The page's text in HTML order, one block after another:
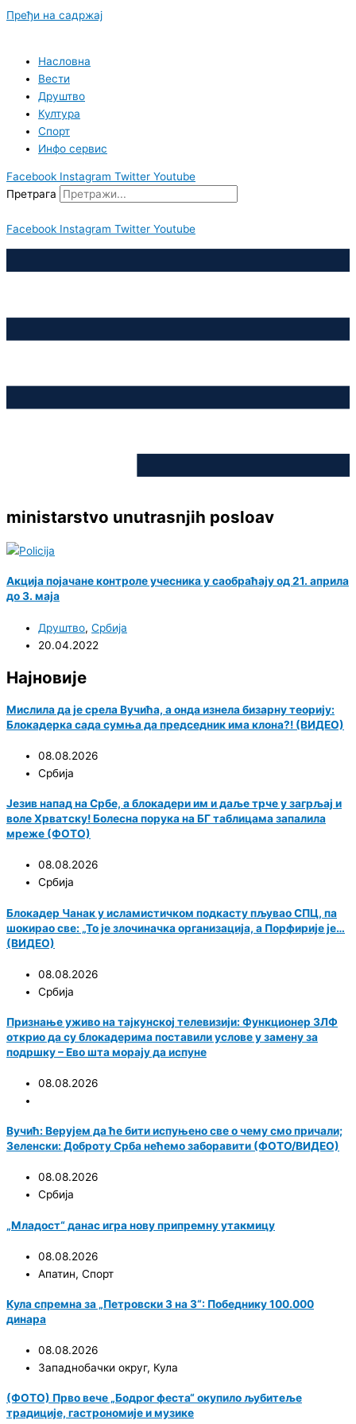
Пређи на садржај
Насловна
Вести
Друштво
Култура
Спорт
Инфо сервис
Facebook Instagram Twitter Youtube
Претрага
Facebook Instagram Twitter Youtube
ministarstvo unutrasnjih posloav
Акција појачане контроле учесника у саобраћају од 21. априла
до 3. маја
Друштво, Србија
20.04.2022
Најновије
Мислила да је срела Вучића, а онда изнела бизарну теорију:
Блокадерка сада сумња да председник има клона?! (ВИДЕО)
08.08.2026
Србија
Језив напад на Србе, а блокадери им и даље трче у загрљај и
воле Хрватску! Болесна порука на БГ таблицама запалила
мреже (ФОТО)
08.08.2026
Србија
Блокадер Чанак у исламистичком подкасту пљувао СПЦ, па
шокирао све: „То је злочиначка организација, а Порфирије је…
(ВИДЕО)
08.08.2026
Србија
Признање уживо на тајкунској телевизији: Функционер ЗЛФ
открио да су блокадерима поставили услове у замену за
подршку – Ево шта морају да испуне
08.08.2026
Вучић: Верујем да ће бити испуњено све о чему смо причали;
Зеленски: Доброту Срба нећемо заборавити (ФОТО/ВИДЕО)
08.08.2026
Србија
„Младост“ данас игра нову припремну утакмицу
08.08.2026
Апатин, Спорт
Кула спремна за „Петровски 3 на 3“: Победнику 100.000
динара
08.08.2026
Западнобачки округ, Кула
(ФОТО) Прво вече „Бодрог феста“ окупило љубитеље
традиције, гастрономије и музике